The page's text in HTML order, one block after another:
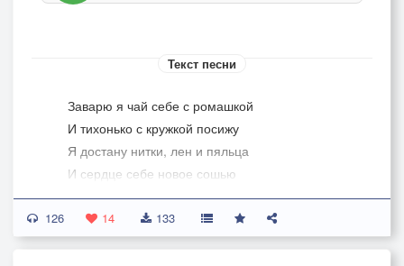
Текст песни
Заварю я чай себе с ромашкой
И тихонько с кружкой посижу
Я достану нитки, лен и пяльца
И сердце себе новое сошью
И украшу листьями цветами
Вышивая на нем рыжую лису
126 14 133